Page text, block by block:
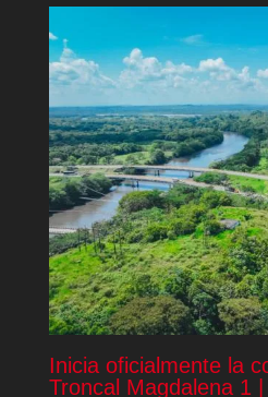
Inicia oficialmente la
Troncal Magdalena 1